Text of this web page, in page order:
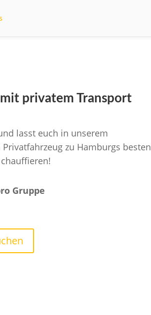
privatem Transport
lasst euch in unserem
zu Hamburgs besten
Gruppe